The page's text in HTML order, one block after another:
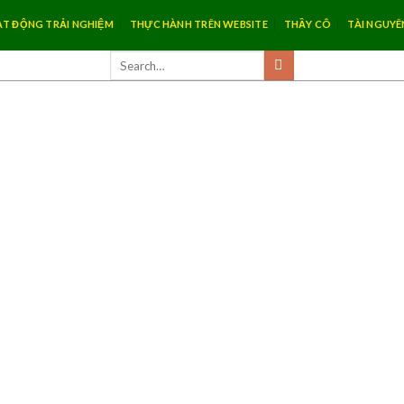
ĐỘNG TRẢI NGHIỆM THỰC HÀNH TRÊN WEBSITE THẦY CÔ TÀI